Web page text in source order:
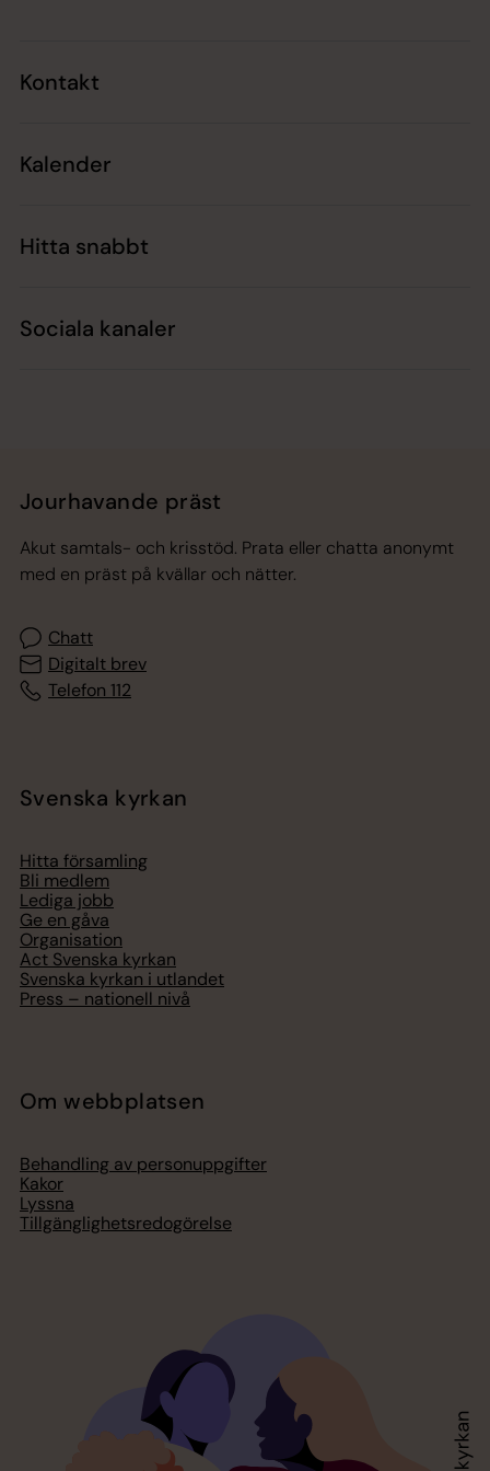
Kontakt
Kalender
Hitta snabbt
Sociala kanaler
Jourhavande präst
Akut samtals- och krisstöd. Prata eller chatta anonymt
med en präst på kvällar och nätter.
Chatt
Digitalt brev
Telefon 112
Svenska kyrkan
Hitta församling
Bli medlem
Lediga jobb
Ge en gåva
Organisation
Act Svenska kyrkan
Svenska kyrkan i utlandet
Press – nationell nivå
Om webbplatsen
Behandling av personuppgifter
Kakor
Lyssna
Tillgänglighetsredogörelse